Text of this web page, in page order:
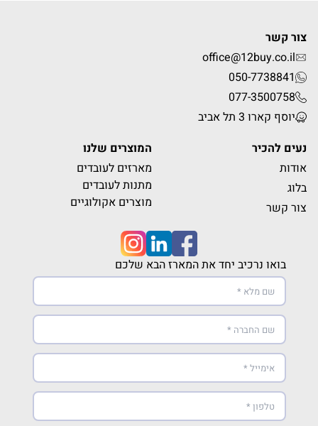
צור קשר
office@12buy.co.il
050-7738841
077-3500758
יוסף קארו 3 תל אביב
נעים להכיר
אודות
בלוג
צור קשר
המוצרים שלנו
מארזים לעובדים
מתנות לעובדים
מוצרים אקולוגיים
בואו נרכיב יחד את המארז הבא שלכם